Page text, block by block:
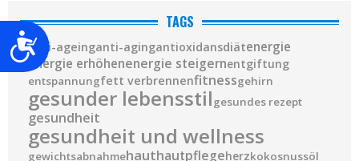
Barrierefreiheit
TAGS
anti-ageinganti-agingantioxidansdiätenergie
energie erhöhenenergie steigernentgiftung
entspannungfett verbrennenfitnessgehirn
gesunder lebensstilgesundes rezept
gesundheit
gesundheit und wellness
gewichtsabnahmehauthautpflegeherzkokosnussöl